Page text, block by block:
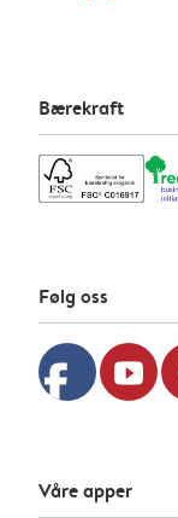
Bærekraft
Følg oss
facebook youtube
Våre apper